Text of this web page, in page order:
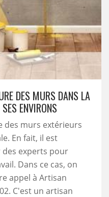
DES MURS DANS LA
ENVIRONS
des murs extérieurs
En fait, il est
experts pour
Dans ce cas, on
appel à Artisan
C'est un artisan